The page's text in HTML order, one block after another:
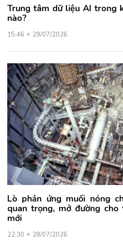
Trung tâm dữ liệu AI trong
nào?
15:46 29/07/2026
Lò phản ứng muối nóng
quan trọng, mở đường
mới
22:30 28/07/2026